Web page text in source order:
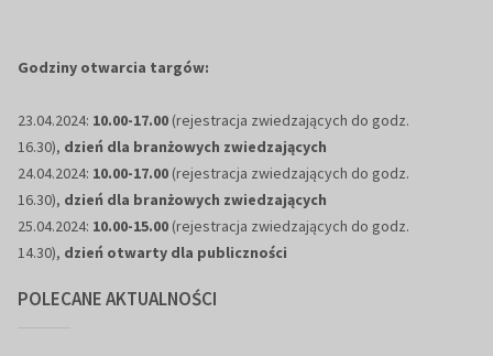
Godziny otwarcia targów:
23.04.2024: 10.00-17.00 (rejestracja zwiedzających do godz.
16.30), dzień dla branżowych zwiedzających
24.04.2024: 10.00-17.00 (rejestracja zwiedzających do godz.
16.30), dzień dla branżowych zwiedzających
25.04.2024: 10.00-15.00 (rejestracja zwiedzających do godz.
14.30), dzień otwarty dla publiczności
POLECANE AKTUALNOŚCI